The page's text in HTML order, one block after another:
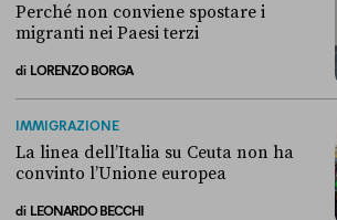
Perché non conviene spostare i
migranti nei Paesi terzi
di LORENZO BORGA
IMMIGRAZIONE
La linea dell’Italia su Ceuta non ha
convinto l’Unione europea
di LEONARDO BECCHI